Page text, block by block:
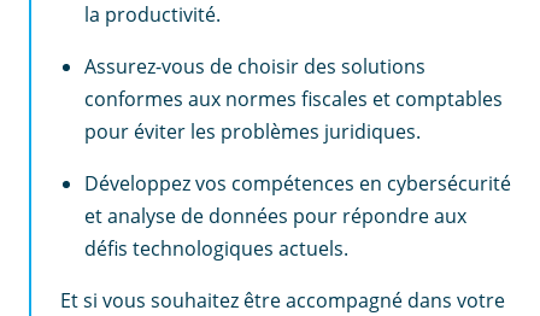
la productivité.
Assurez-vous de choisir des solutions
conformes aux normes fiscales et comptables
pour éviter les problèmes juridiques.
Développez vos compétences en cybersécurité
et analyse de données pour répondre aux
défis technologiques actuels.
Et si vous souhaitez être accompagné dans votre